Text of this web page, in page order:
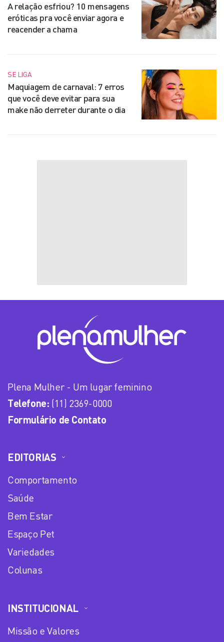
A relação esfriou? 10 mensagens
eróticas pra você enviar agora e
reacender a chama
SE LIGA
Maquiagem de carnaval: 7 erros
que você deve evitar para sua
make não derreter durante o dia
Plena Mulher - Um lugar feminino
Telefone: (11) 2369-0000
Formulário de Contato
EDITORIAS
Comportamento
Saúde
Bem Estar
Espaço Pet
Variedades
Colunas
INSTITUCIONAL
Missão e Valores